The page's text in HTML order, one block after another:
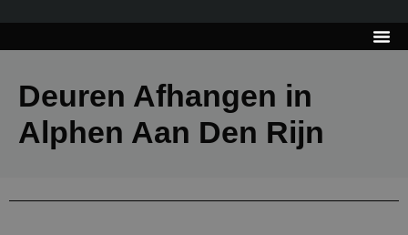
Deuren Afhangen in
Alphen Aan Den Rijn